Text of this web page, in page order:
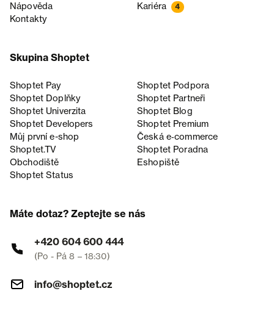
Nápověda
Kariéra 4
Kontakty
Skupina Shoptet
Shoptet Pay
Shoptet Podpora
Shoptet Doplňky
Shoptet Partneři
Shoptet Univerzita
Shoptet Blog
Shoptet Developers
Shoptet Premium
Můj první e-shop
Česká e‑commerce
Shoptet.TV
Shoptet Poradna
Obchodiště
Eshopiště
Shoptet Status
Máte dotaz? Zeptejte se nás
+420 604 600 444
(Po - Pá 8 – 18:30)
info@shoptet.cz